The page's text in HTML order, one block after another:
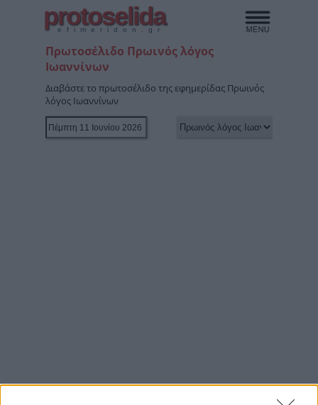
protoselida
efimeridon.gr
Πρωτοσέλιδο Πρωινός λόγος
Ιωαννίνων
Διαβάστε το πρωτοσέλιδο της εφημερίδας Πρωινός
λόγος Ιωαννίνων